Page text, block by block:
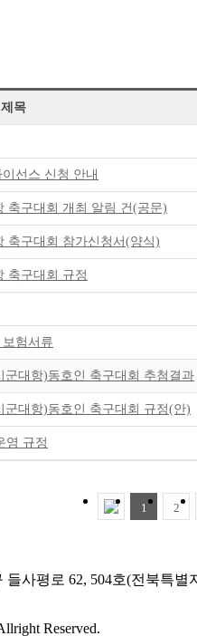
제목
선스 신청 안내
축구대회 개최 알림 건(공문)
축구대회 참가신청서(양식)
축구대회 규정
험서류
대항)동호인 축구대회 추첨결과
대항)동호인 축구대회 규정(안)
영 규정
1 2
사평로 62, 504호(전북특별
Reserved.